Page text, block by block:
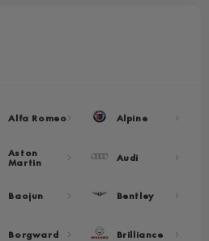
Alfa Romeo Alpine
Aston
Martin Audi
Baojun Bentley
Borgward Brilliance